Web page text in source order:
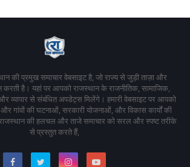
की प्रमुख समाचार वेबसाइट है, जो राज्य से जुड़ी ताज़ा और
करती है। यहां पर आपको राजस्थान के राजनीतिक, सामाजिक,
व्यापार से संबंधित अपडेट्स मिलेंगे। हमारी वेबसाइट पर आपको
और गांवों की घटनाओं, सरकारी योजनाओं, और विकास कार्यों की
की हलचल और ताजे समाचार को सरल और स्पष्ट तरीके
से प्रस्तुत करते हैं,